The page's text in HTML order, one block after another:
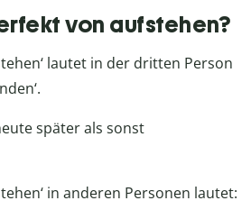
von aufstehen?
lautet in der dritten Person
später als sonst
in anderen Personen lautet: